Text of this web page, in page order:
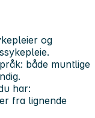
og
både muntlige
har:
fra lignende